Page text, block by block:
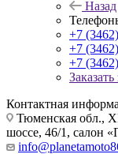
Назад
+7
+7
+7
Контактная
Тюменская обл.,
шоссе, 46/1,